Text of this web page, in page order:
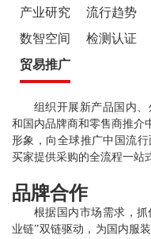
产业研究 流行趋势
数智空间
检测认证
贸易推广
组织开展新产品国内
和国内品牌商和零售商推介
形象，向全球推广中国流
买家提供采购的全流程一站
品牌合作
根据国内市场需求，
业链”双链驱动，为国内服